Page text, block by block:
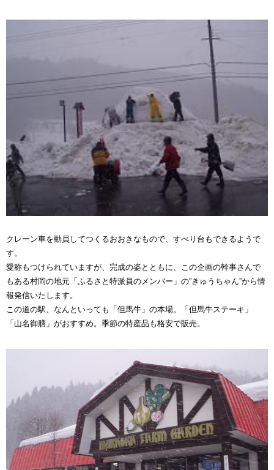
クレーン車を動員してつくるおおきなもので、すべり台もできるようで
す。
愛称もつけられていますが、完成の姿とともに、この企画の幹事さんで
もある村岡の地元「ふるさと特派員のメンバー」の”きゅうちゃん”から情
報発信いたします。
この道の駅、なんといっても「但馬牛」の本場。「但馬牛ステーキ」
「山名御膳」がおすすめ。季節の特産品も格安で販売。